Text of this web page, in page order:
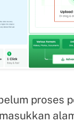
proses